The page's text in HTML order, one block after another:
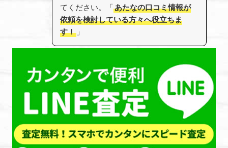
てください。「あたなの口コミ情報が
依頼を検討している方々へ役立ちま
す！ 」